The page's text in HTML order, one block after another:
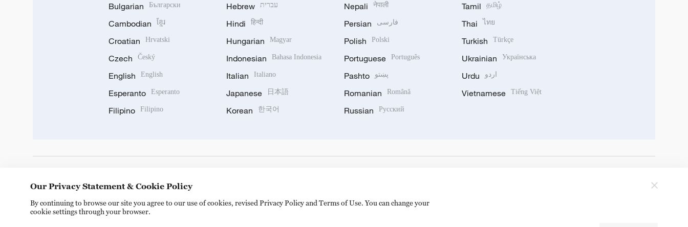
Bulgarian Български
Cambodian ខ្មែរ
Croatian Hrvatski
Czech Český
English English
Esperanto Esperanto
Filipino Filipino
Hebrew עברית
Hindi हिन्दी
Hungarian Magyar
Indonesian Bahasa Indonesia
Italian Italiano
Japanese 日本語
Korean 한국어
Nepali नेपाली
Persian فارسی
Polish Polski
Portuguese Português
Pashto پښتو
Romanian Română
Russian Русский
Tamil தமிழ்
Thai ไทย
Turkish Türkçe
Ukrainian Українська
Urdu اردو
Vietnamese Tiếng Việt
Our Privacy Statement & Cookie Policy
By continuing to browse our site you agree to our use of cookies, revised Privacy Policy and Terms of Use. You can change your
cookie settings through your browser.